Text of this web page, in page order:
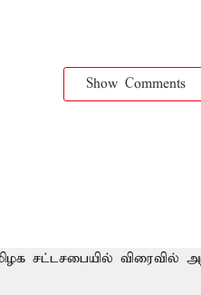
Show Comments